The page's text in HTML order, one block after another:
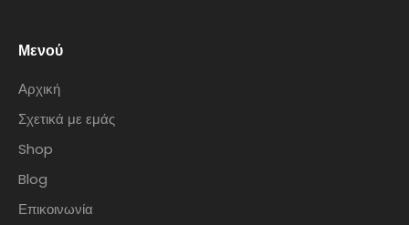
Μενού
Αρχική
Σχετικά με εμάς
Shop
Blog
Επικοινωνία